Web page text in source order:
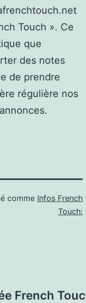
Touch ». Ce
que
des notes
de prendre
régulière nos
comme Infos French
Touch:
French